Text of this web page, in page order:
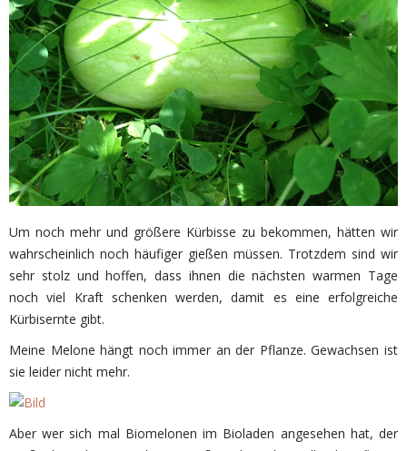
Um noch mehr und größere Kürbisse zu bekommen, hätten wir
wahrscheinlich noch häufiger gießen müssen. Trotzdem sind wir
sehr stolz und hoffen, dass ihnen die nächsten warmen Tage
noch viel Kraft schenken werden, damit es eine erfolgreiche
Kürbisernte gibt.
Meine Melone hängt noch immer an der Pflanze. Gewachsen ist
sie leider nicht mehr.
Aber wer sich mal Biomelonen im Bioladen angesehen hat, der